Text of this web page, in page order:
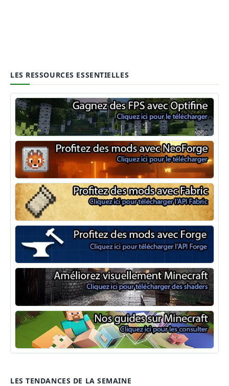
LES RESSOURCES ESSENTIELLES
Optifine
NeoForge
Minecraft Fabric
Minecraft Forge
Shaders Minecraft
Guide Minecraft
LES TENDANCES DE LA SEMAINE